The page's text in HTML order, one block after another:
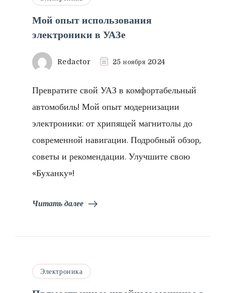
Мой опыт использования
электроники в УАЗе
Redactor 25 ноября 2024
Превратите свой УАЗ в комфортабельный
автомобиль! Мой опыт модернизации
электроники: от хрипящей магнитолы до
современной навигации. Подробный обзор,
советы и рекомендации. Улучшите свою
«Буханку»!
Читать далее
Электроника